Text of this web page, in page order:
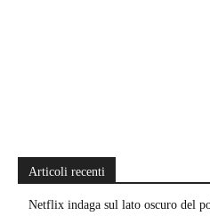
Articoli recenti
Netflix indaga sul lato oscuro del